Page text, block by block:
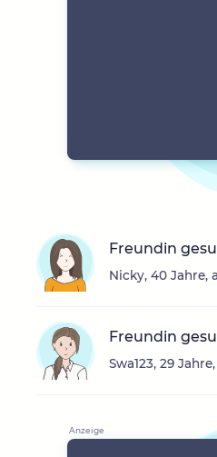
Freundin
Nicky, 40 Jahre,
Freundin
Swa123, 29